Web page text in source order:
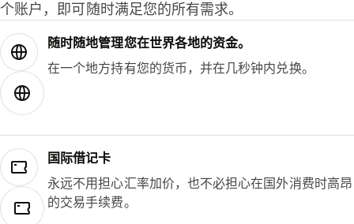
个账户，即可随时满足您的所有需求。
随时随地管理您在世界各地的资金。
在一个地方持有您的货币，并在几秒钟内兑换。
国际借记卡
永远不用担心汇率加价，也不必担心在国外消费时高昂
的交易手续费。